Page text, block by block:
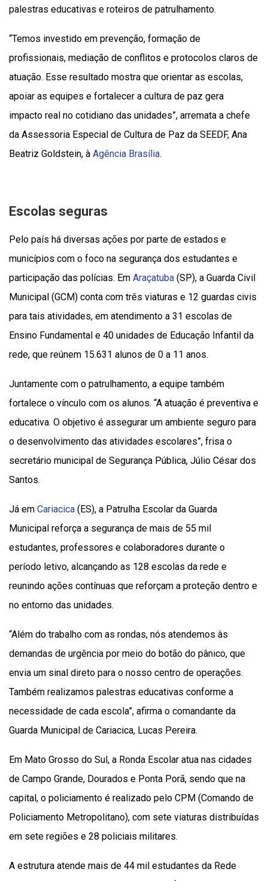
palestras educativas e roteiros de patrulhamento.
“Temos investido em prevenção, formação de
profissionais, mediação de conflitos e protocolos claros de
atuação. Esse resultado mostra que orientar as escolas,
apoiar as equipes e fortalecer a cultura de paz gera
impacto real no cotidiano das unidades”, arremata a chefe
da Assessoria Especial de Cultura de Paz da SEEDF, Ana
Beatriz Goldstein, à Agência Brasília.
Escolas seguras
Pelo país há diversas ações por parte de estados e
municípios com o foco na segurança dos estudantes e
participação das polícias. Em Araçatuba (SP), a Guarda Civil
Municipal (GCM) conta com três viaturas e 12 guardas civis
para tais atividades, em atendimento a 31 escolas de
Ensino Fundamental e 40 unidades de Educação Infantil da
rede, que reúnem 15.631 alunos de 0 a 11 anos.
Juntamente com o patrulhamento, a equipe também
fortalece o vínculo com os alunos. “A atuação é preventiva e
educativa. O objetivo é assegurar um ambiente seguro para
o desenvolvimento das atividades escolares”, frisa o
secretário municipal de Segurança Pública, Júlio César dos
Santos.
Já em Cariacica (ES), a Patrulha Escolar da Guarda
Municipal reforça a segurança de mais de 55 mil
estudantes, professores e colaboradores durante o
período letivo, alcançando as 128 escolas da rede e
reunindo ações contínuas que reforçam a proteção dentro e
no entorno das unidades.
“Além do trabalho com as rondas, nós atendemos às
demandas de urgência por meio do botão do pânico, que
envia um sinal direto para o nosso centro de operações.
Também realizamos palestras educativas conforme a
necessidade de cada escola”, afirma o comandante da
Guarda Municipal de Cariacica, Lucas Pereira.
Em Mato Grosso do Sul, a Ronda Escolar atua nas cidades
de Campo Grande, Dourados e Ponta Porã, sendo que na
capital, o policiamento é realizado pelo CPM (Comando de
Policiamento Metropolitano), com sete viaturas distribuídas
em sete regiões e 28 policiais militares.
A estrutura atende mais de 44 mil estudantes da Rede